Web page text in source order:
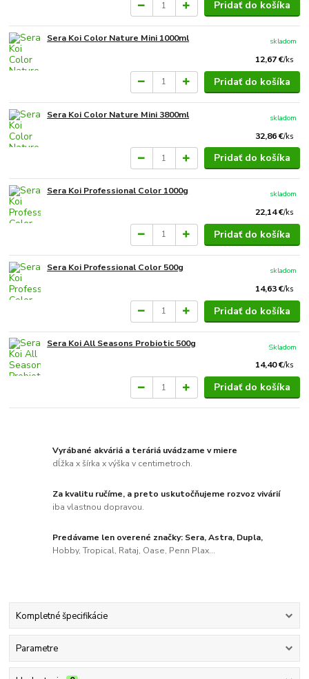
Pridať do košíka
Sera Koi Color Nature Mini 1000ml
12,67 €/ks
skladom
Pridať do košíka
Sera Koi Color Nature Mini 3800ml
32,86 €/ks
skladom
Pridať do košíka
Sera Koi Professional Color 1000g
22,14 €/ks
skladom
Pridať do košíka
Sera Koi Professional Color 500g
14,63 €/ks
skladom
Pridať do košíka
Sera Koi All Seasons Probiotic 500g
14,40 €/ks
Skladom
Pridať do košíka
Vyrábané akváriá a teráriá uvádzame v miere
dĺžka x šírka x výška v centimetroch.
Za kvalitu ručíme, a preto uskutočňujeme rozvoz vivárií
iba vlastnou dopravou.
Predávame len overené značky: Sera, Astra, Dupla,
Hobby, Tropical, Rataj, Oase, Penn Plax...
Kompletné špecifikácie
Parametre